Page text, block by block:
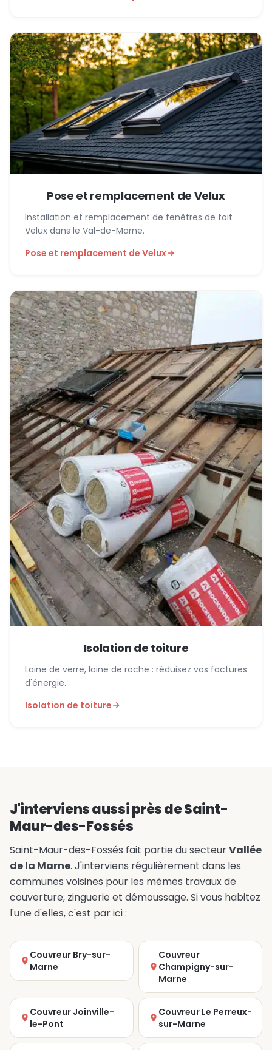
Pose et remplacement de Velux
Installation et remplacement de fenêtres de toit
Velux dans le Val-de-Marne.
Pose et remplacement de Velux
Isolation de toiture
Laine de verre, laine de roche : réduisez vos factures
d'énergie.
Isolation de toiture
J'interviens aussi près de Saint-
Maur-des-Fossés
Saint-Maur-des-Fossés fait partie du secteurVallée
de la Marne. J'interviens régulièrement dans les
communes voisines pour les mêmes travaux de
couverture, zinguerie et démoussage. Si vous habitez
l'une d'elles, c'est par ici :
Couvreur Bry-sur-
Marne
Couvreur
Champigny-sur-
Marne
Couvreur Joinville-
le-Pont
Couvreur Le Perreux-
sur-Marne